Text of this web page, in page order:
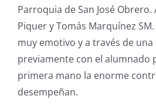
Parroquia de San José Obrero.
Piquery Tomás Marquínez SM.
muy emotivo y a través de
previamente con el alumnado
primera mano la enorme
desempeñan.